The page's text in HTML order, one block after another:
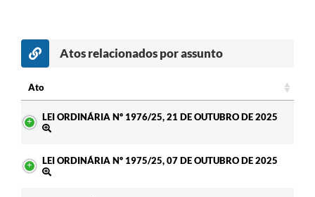
Atos relacionados por assunto
Ato
LEI ORDINÁRIA Nº 1976/25, 21 DE OUTUBRO DE 2025
LEI ORDINÁRIA Nº 1975/25, 07 DE OUTUBRO DE 2025